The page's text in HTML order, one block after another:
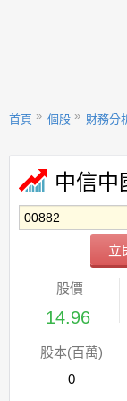
首頁 個股 財務分
中信中
立
股價
14.96
股本(百萬)
0